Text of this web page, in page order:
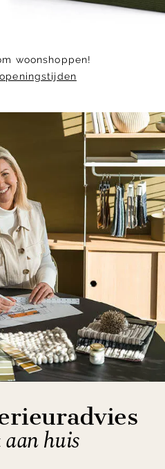
woonshoppen!
huis